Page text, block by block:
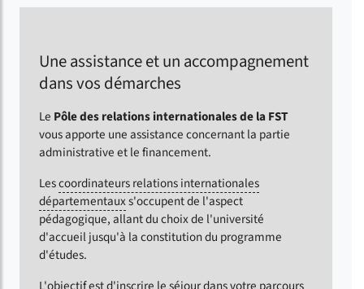
Une assistance et un accompagnement
dans vos démarches
Le Pôle des relations internationales de la FST
vous apporte une assistance concernant la partie
administrative et le financement.
Lescoordinateurs relations internationales
départementauxs'occupent de l'aspect
pédagogique, allant du choix de l'université
d'accueil jusqu'à la constitution du programme
d'études.